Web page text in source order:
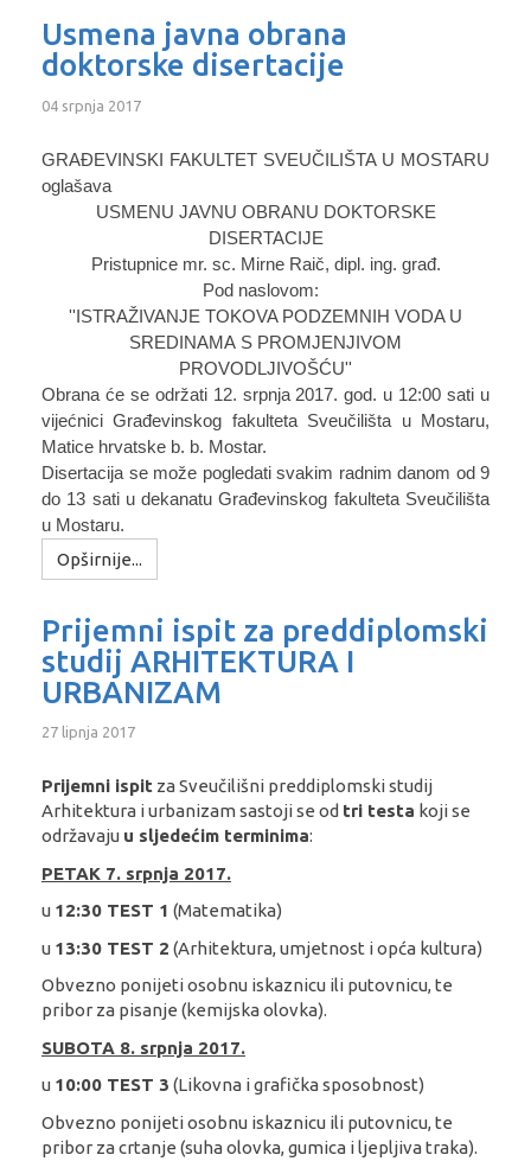
Usmena javna obrana
doktorske disertacije
04 srpnja 2017
GRAĐEVINSKI FAKULTET SVEUČILIŠTA U MOSTARU
oglašava
USMENU JAVNU OBRANU DOKTORSKE
DISERTACIJE
Pristupnice mr. sc. Mirne Raič, dipl. ing. građ.
Pod naslovom:
''ISTRAŽIVANJE TOKOVA PODZEMNIH VODA U
SREDINAMA S PROMJENJIVOM
PROVODLJIVOŠĆU''
Obrana će se održati 12. srpnja 2017. god. u 12:00 sati u
vijećnici Građevinskog fakulteta Sveučilišta u Mostaru,
Matice hrvatske b. b. Mostar.
Disertacija se može pogledati svakim radnim danom od 9
do 13 sati u dekanatu Građevinskog fakulteta Sveučilišta
u Mostaru.
Opširnije...
Prijemni ispit za preddiplomski
studij ARHITEKTURA I
URBANIZAM
27 lipnja 2017
Prijemni ispit za Sveučilišni preddiplomski studij
Arhitektura i urbanizam sastoji se od tri testa koji se
održavaju u sljedećim terminima:
PETAK 7. srpnja 2017.
u 12:30 TEST 1 (Matematika)
u 13:30 TEST 2 (Arhitektura, umjetnost i opća kultura)
Obvezno ponijeti osobnu iskaznicu ili putovnicu, te
pribor za pisanje (kemijska olovka).
SUBOTA 8. srpnja 2017.
u 10:00 TEST 3 (Likovna i grafička sposobnost)
Obvezno ponijeti osobnu iskaznicu ili putovnicu, te
pribor za crtanje (suha olovka, gumica i ljepljiva traka).